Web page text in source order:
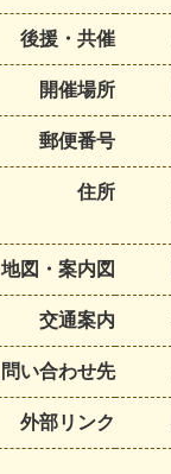
後援・共催
開催場所
郵便番号
住所
地図・案内図
交通案内
問い合わせ先
外部リンク